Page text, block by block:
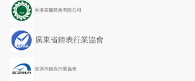
香港表廠商會有限公司
廣東省鐘表行業協會
深圳市鐘表行業協會
o
s
a
i
o
u
s
M
o
n
Y
e
a
r